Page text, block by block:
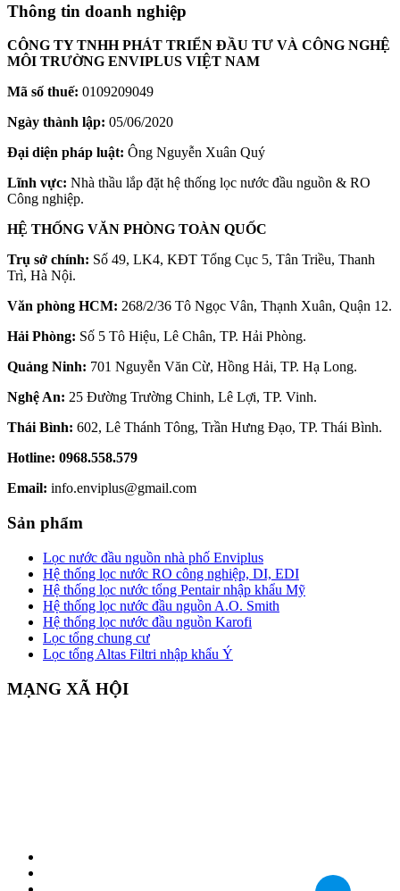
Thông tin doanh nghiệp
CÔNG TY TNHH PHÁT TRIỂN ĐẦU TƯ VÀ CÔNG NGHỆ
MÔI TRƯỜNG ENVIPLUS VIỆT NAM
Mã số thuế: 0109209049
Ngày thành lập: 05/06/2020
Đại diện pháp luật: Ông Nguyễn Xuân Quý
Lĩnh vực: Nhà thầu lắp đặt hệ thống lọc nước đầu nguồn & RO
Công nghiệp.
HỆ THỐNG VĂN PHÒNG TOÀN QUỐC
Trụ sở chính: Số 49, LK4, KĐT Tổng Cục 5, Tân Triều, Thanh
Trì, Hà Nội.
Văn phòng HCM: 268/2/36 Tô Ngọc Vân, Thạnh Xuân, Quận 12.
Hải Phòng: Số 5 Tô Hiệu, Lê Chân, TP. Hải Phòng.
Quảng Ninh: 701 Nguyễn Văn Cừ, Hồng Hải, TP. Hạ Long.
Nghệ An: 25 Đường Trường Chinh, Lê Lợi, TP. Vinh.
Thái Bình: 602, Lê Thánh Tông, Trần Hưng Đạo, TP. Thái Bình.
Hotline: 0968.558.579
Email: info.enviplus@gmail.com
Sản phẩm
Lọc nước đầu nguồn nhà phố Enviplus
Hệ thống lọc nước RO công nghiệp, DI, EDI
Hệ thống lọc nước tổng Pentair nhập khẩu Mỹ
Hệ thống lọc nước đầu nguồn A.O. Smith
Hệ thống lọc nước đầu nguồn Karofi
Lọc tổng chung cư
Lọc tổng Altas Filtri nhập khẩu Ý
MẠNG XÃ HỘI